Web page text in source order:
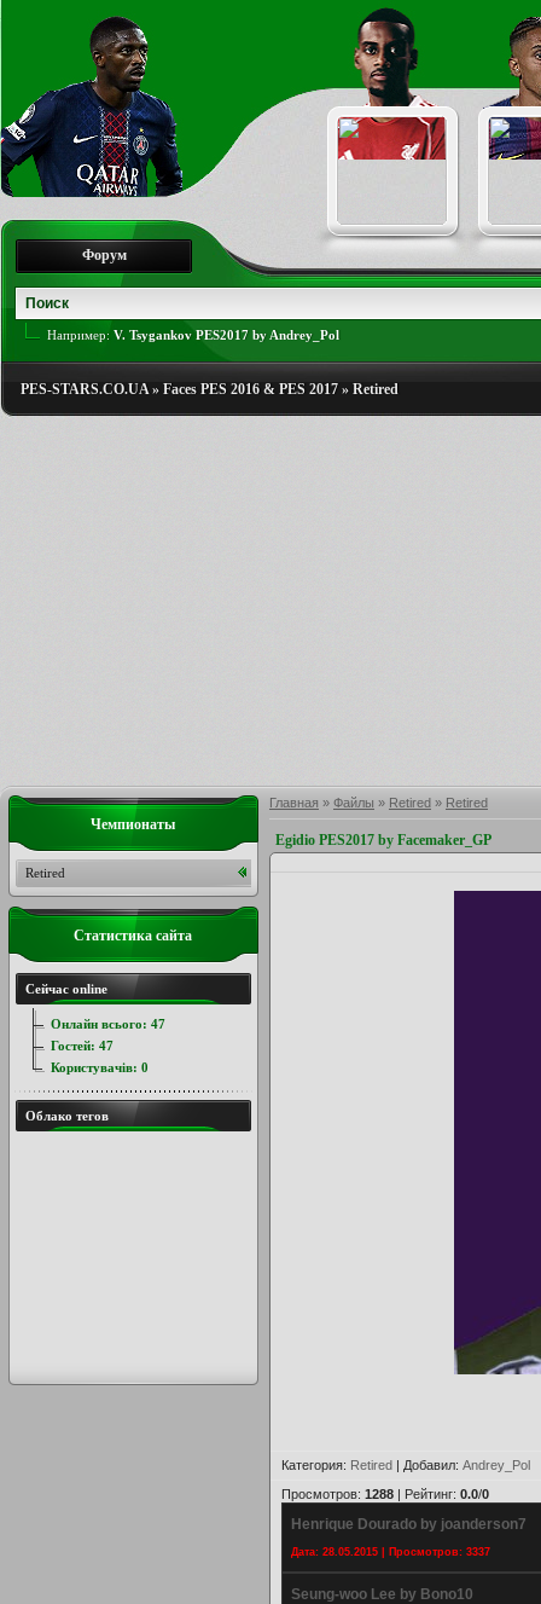
Форум
Например: V. Tsygankov PES2017 by Andrey_Pol
PES-STARS.CO.UA» Faces PES 2016 & PES 2017 » Retired
Главная » Файлы » Retired » Retired
Egidio PES2017 by Facemaker_GP
Категория: Retired | Добавил: Andrey_Pol
Просмотров: 1288 | Рейтинг: 0.0/0
Henrique Dourado by joanderson7
Дата: 28.05.2015 | Просмотров: 3337
Seung-woo Lee by Bono10
Чемпионаты
Retired
Статистика сайта
Сейчас online
Онлайн всього: 47
Гостей: 47
Користувачів: 0
Облако тегов